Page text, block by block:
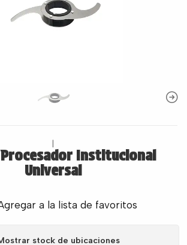
Procesador Institucional
Universal
a la lista de favoritos
stock de ubicaciones